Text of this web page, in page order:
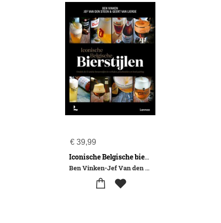
€ 39,99
Iconische Belgische bierstijlen
Ben Vinken-Jef Van den Steen-Geert Van Lierde